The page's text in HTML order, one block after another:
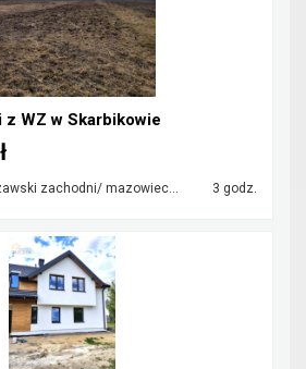
z WZ w Skarbikowie
zachodni/ mazowieckie 3 godz.